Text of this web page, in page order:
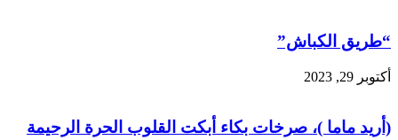
“طريق الكباش”
أكتوبر 29, 2023
(أريد ماما )، صرخات بكاء أبكت القلوب الحرة الرحيمة